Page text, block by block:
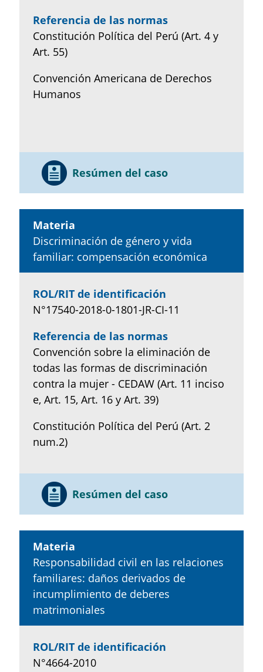
Referencia de las normas
Constitución Política del Perú (Art. 4 y
Art. 55)
Convención Americana de Derechos
Humanos
Resúmen del caso
Materia
Discriminación de género y vida
familiar: compensación económica
ROL/RIT de identificación
N°17540-2018-0-1801-JR-CI-11
Referencia de las normas
Convención sobre la eliminación de
todas las formas de discriminación
contra la mujer - CEDAW (Art. 11 inciso
e, Art. 15, Art. 16 y Art. 39)
Constitución Política del Perú (Art. 2
num.2)
Resúmen del caso
Materia
Responsabilidad civil en las relaciones
familiares: daños derivados de
incumplimiento de deberes
matrimoniales
ROL/RIT de identificación
N°4664-2010